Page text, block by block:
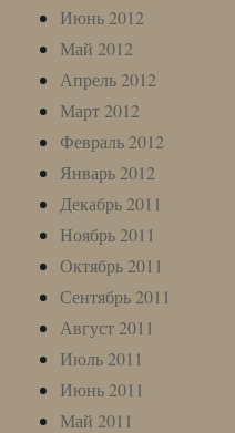
Июнь 2012
Май 2012
Апрель 2012
Март 2012
Февраль 2012
Январь 2012
Декабрь 2011
Ноябрь 2011
Октябрь 2011
Сентябрь 2011
Август 2011
Июль 2011
Июнь 2011
Май 2011